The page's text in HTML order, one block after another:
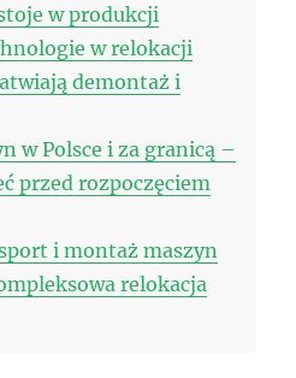
w produkcji
w relokacji
demontaż i
w Polsce i za granicą –
przed rozpoczęciem
i montaż maszyn
relokacja